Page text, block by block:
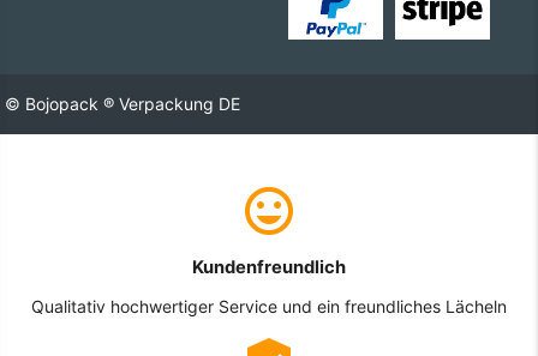
© Bojopack ® Verpackung DE
Kundenfreundlich
Qualitativ hochwertiger Service und ein freundliches Lächeln